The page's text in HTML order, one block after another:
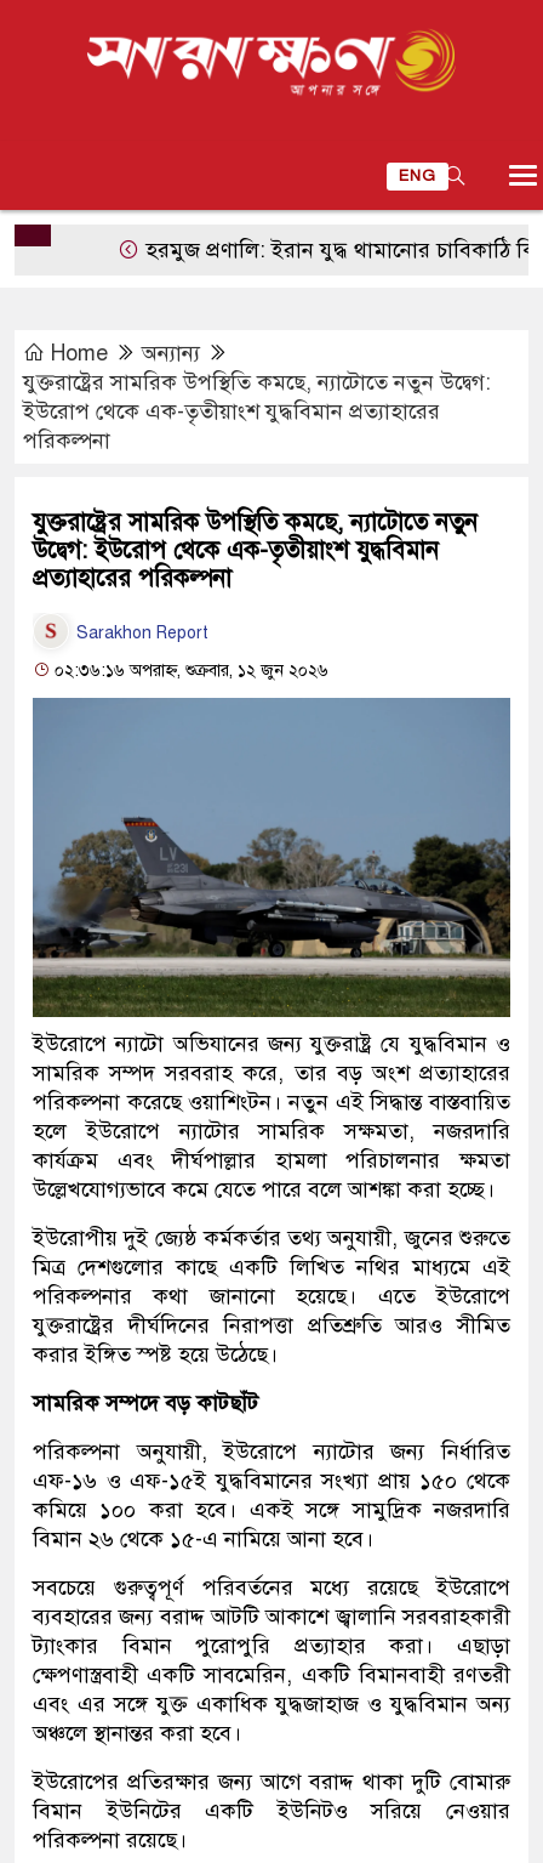
ENG
হরমুজ প্রণালি: ইরান যুদ্ধ থামানোর চাবিকাঠি কি
Home
অন্যান্য
যুক্তরাষ্ট্রের সামরিক উপস্থিতি কমছে, ন্যাটোতে নতুন উদ্বেগ:
ইউরোপ থেকে এক-তৃতীয়াংশ যুদ্ধবিমান প্রত্যাহারের
পরিকল্পনা
যুক্তরাষ্ট্রের সামরিক উপস্থিতি কমছে, ন্যাটোতে নতুন
উদ্বেগ: ইউরোপ থেকে এক-তৃতীয়াংশ যুদ্ধবিমান
প্রত্যাহারের পরিকল্পনা
Sarakhon Report
০২:৩৬:১৬ অপরাহ্ন, শুক্রবার, ১২ জুন ২০২৬
ইউরোপে ন্যাটো অভিযানের জন্য যুক্তরাষ্ট্র যে যুদ্ধবিমান ও
সামরিক সম্পদ সরবরাহ করে, তার বড় অংশ প্রত্যাহারের
পরিকল্পনা করেছে ওয়াশিংটন। নতুন এই সিদ্ধান্ত বাস্তবায়িত
হলে ইউরোপে ন্যাটোর সামরিক সক্ষমতা, নজরদারি
কার্যক্রম এবং দীর্ঘপাল্লার হামলা পরিচালনার ক্ষমতা
উল্লেখযোগ্যভাবে কমে যেতে পারে বলে আশঙ্কা করা হচ্ছে।
ইউরোপীয় দুই জ্যেষ্ঠ কর্মকর্তার তথ্য অনুযায়ী, জুনের শুরুতে
মিত্র দেশগুলোর কাছে একটি লিখিত নথির মাধ্যমে এই
পরিকল্পনার কথা জানানো হয়েছে। এতে ইউরোপে
যুক্তরাষ্ট্রের দীর্ঘদিনের নিরাপত্তা প্রতিশ্রুতি আরও সীমিত
করার ইঙ্গিত স্পষ্ট হয়ে উঠেছে।
সামরিক সম্পদে বড় কাটছাঁট
পরিকল্পনা অনুযায়ী, ইউরোপে ন্যাটোর জন্য নির্ধারিত
এফ-১৬ ও এফ-১৫ই যুদ্ধবিমানের সংখ্যা প্রায় ১৫০ থেকে
কমিয়ে ১০০ করা হবে। একই সঙ্গে সামুদ্রিক নজরদারি
বিমান ২৬ থেকে ১৫-এ নামিয়ে আনা হবে।
সবচেয়ে গুরুত্বপূর্ণ পরিবর্তনের মধ্যে রয়েছে ইউরোপে
ব্যবহারের জন্য বরাদ্দ আটটি আকাশে জ্বালানি সরবরাহকারী
ট্যাংকার বিমান পুরোপুরি প্রত্যাহার করা। এছাড়া
ক্ষেপণাস্ত্রবাহী একটি সাবমেরিন, একটি বিমানবাহী রণতরী
এবং এর সঙ্গে যুক্ত একাধিক যুদ্ধজাহাজ ও যুদ্ধবিমান অন্য
অঞ্চলে স্থানান্তর করা হবে।
ইউরোপের প্রতিরক্ষার জন্য আগে বরাদ্দ থাকা দুটি বোমারু
বিমান ইউনিটের একটি ইউনিটও সরিয়ে নেওয়ার
পরিকল্পনা রয়েছে।